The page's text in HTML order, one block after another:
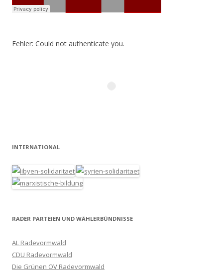
Fehler: Could not authenticate you.
INTERNATIONAL
RADER PARTEIEN UND WÄHLERBÜNDNISSE
AL Radevormwald
CDU Radevormwald
Die Grünen OV Radevormwald